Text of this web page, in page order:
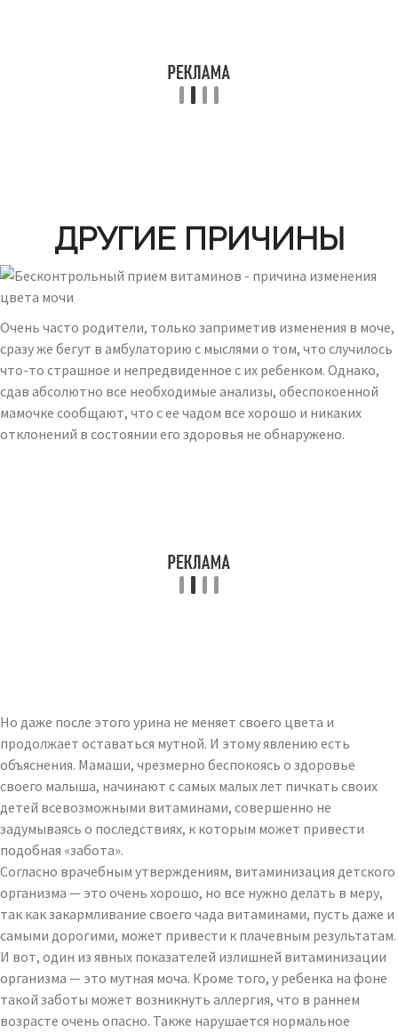
ДРУГИЕ ПРИЧИНЫ
Очень часто родители, только заприметив изменения в моче,
сразу же бегут в амбулаторию с мыслями о том, что случилось
что-то страшное и непредвиденное с их ребенком. Однако,
сдав абсолютно все необходимые анализы, обеспокоенной
мамочке сообщают, что с ее чадом все хорошо и никаких
отклонений в состоянии его здоровья не обнаружено.
Но даже после этого урина не меняет своего цвета и
продолжает оставаться мутной. И этому явлению есть
объяснения. Мамаши, чрезмерно беспокоясь о здоровье
своего малыша, начинают с самых малых лет пичкать своих
детей всевозможными витаминами, совершенно не
задумываясь о последствиях, к которым может привести
подобная «забота».
Согласно врачебным утверждениям, витаминизация детского
организма — это очень хорошо, но все нужно делать в меру,
так как закармливание своего чада витаминами, пусть даже и
самыми дорогими, может привести к плачевным результатам.
И вот, один из явных показателей излишней витаминизации
организма — это мутная моча. Кроме того, у ребенка на фоне
такой заботы может возникнуть аллергия, что в раннем
возрасте очень опасно. Также нарушается нормальное